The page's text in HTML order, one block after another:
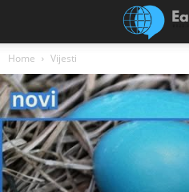
Home Vijesti